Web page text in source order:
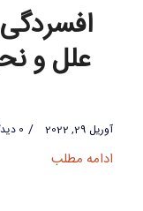
علل و
آوریل 29, 2022 / 0 دیدگاه
ادامه مطلب